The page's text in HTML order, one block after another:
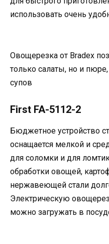
использовать очень
Овощерезка от Bradex
только салаты, но и
супов
First FA-5112-2
Бюджетное устройство
оснащается мелкой и
для соломки и для
обработки овощей,
нержавеющей стали
Электрическую
можно загружать в